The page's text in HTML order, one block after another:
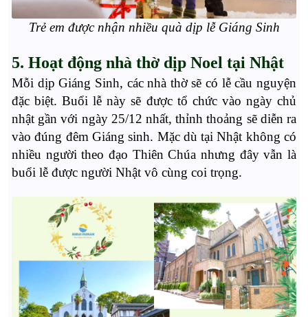
Trẻ em được nhận nhiều quà dịp lễ Giáng Sinh
5. Hoạt động nhà thờ dịp Noel tại Nhật
Mỗi dịp Giáng Sinh, các nhà thờ sẽ có lễ cầu nguyện
đặc biệt. Buổi lễ này sẽ được tổ chức vào ngày chủ
nhật gần với ngày 25/12 nhất, thỉnh thoảng sẽ diễn ra
vào đúng đêm Giáng sinh. Mặc dù tại Nhật không có
nhiều người theo đạo Thiên Chúa nhưng đây vẫn là
buổi lễ được người Nhật vô cùng coi trọng.